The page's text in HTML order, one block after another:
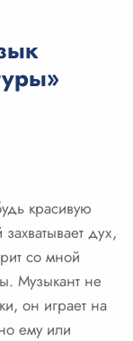
красивую
дух,
со мной
Музыкант не
он играет на
ему или